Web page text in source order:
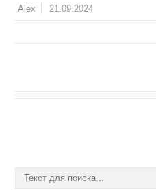
Alex 21.09.2024